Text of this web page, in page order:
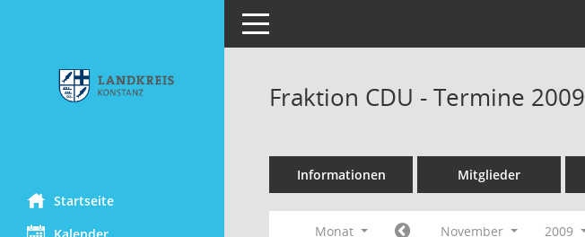
Startseite
Toggle navigation
Fraktion CDU - Termine 2009
Informationen Mitglieder
Monat November 2009